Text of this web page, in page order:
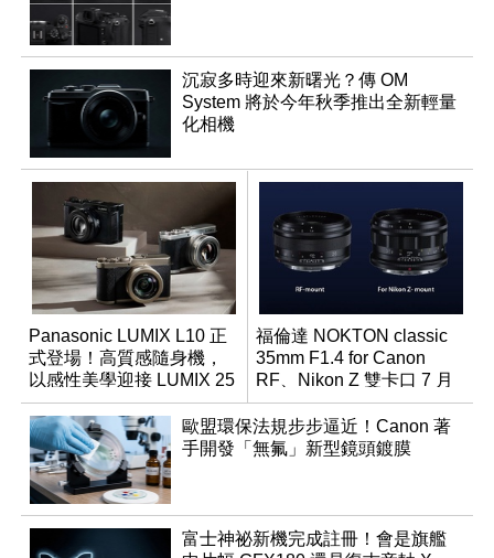
沉寂多時迎來新曙光？傳 OM
System 將於今年秋季推出全新輕量
化相機
Panasonic LUMIX L10 正
式登場！高質感隨身機，
以感性美學迎接 LUMIX 25
週年
福倫達 NOKTON classic
35mm F1.4 for Canon
RF、Nikon Z 雙卡口 7 月
同步登台
歐盟環保法規步步逼近！Canon 著
手開發「無氟」新型鏡頭鍍膜
富士神祕新機完成註冊！會是旗艦